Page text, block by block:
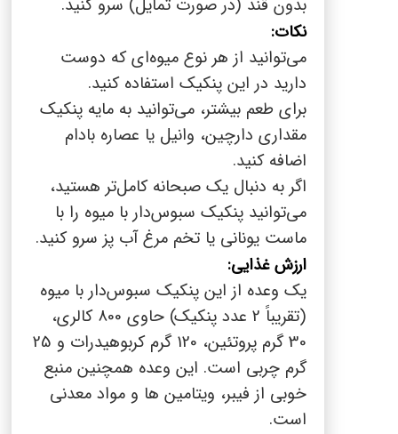
بدون قند (در صورت تمایل) سرو کنید.
نکات:
می‌توانید از هر نوع میوه‌ای که دوست
دارید در این پنکیک استفاده کنید.
برای طعم بیشتر، می‌توانید به مایه پنکیک
مقداری دارچین، وانیل یا عصاره بادام
اضافه کنید.
اگر به دنبال یک صبحانه کامل‌تر هستید،
می‌توانید پنکیک سبوس‌دار با میوه را با
ماست یونانی یا تخم مرغ آب پز سرو کنید.
ارزش غذایی:
یک وعده از این پنکیک سبوس‌دار با میوه
(تقریباً 2 عدد پنکیک) حاوی 800 کالری،
30 گرم پروتئین، 120 گرم کربوهیدرات و 25
گرم چربی است. این وعده همچنین منبع
خوبی از فیبر، ویتامین ها و مواد معدنی
است.